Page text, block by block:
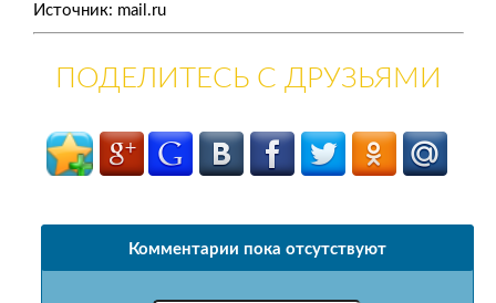
Источник: mail.ru
ПОДЕЛИТЕСЬ С ДРУЗЬЯМИ
Комментарии пока отсутствуют